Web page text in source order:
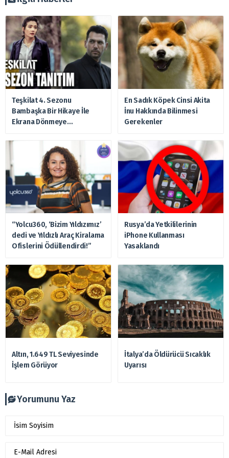
Teşkilat 4. Sezonu
Bambaşka Bir Hikaye İle
Ekrana Dönmeye
En Sadık Köpek Cinsi Akita
İnu Hakkında Bilinmesi
Gerekenler
“Yolcu360, ‘Bizim Yıldızımız’
dedi ve Yıldızlı Araç Kiralama
Ofislerini Ödüllendirdi!”
Rusya’da Yetkililerinin
iPhone Kullanması
Yasaklandı
Altın, 1.649 TL Seviyesinde
İşlem Görüyor
İtalya’da Öldürücü Sıcaklık
Uyarısı
Yorumunu Yaz